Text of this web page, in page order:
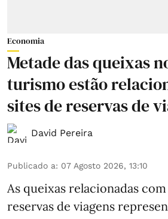
Economia
Metade das queixas
turismo estão
sites de reservas de
David Pereira
Publicado a: 07 Agosto 2026, 13:10
As queixas relacionadas
reservas de viagens